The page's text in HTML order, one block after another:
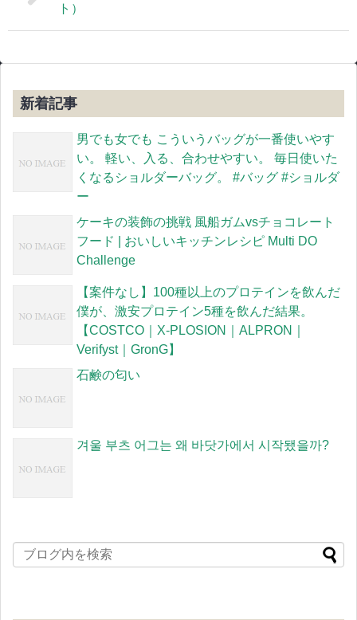
ト）
新着記事
男でも女でも こういうバッグが一番使いやす
い。 軽い、入る、合わせやすい。 毎日使いた
くなるショルダーバッグ。 #バッグ #ショルダ
ー
ケーキの装飾の挑戦 風船ガムvsチョコレート
フード | おいしいキッチンレシピ Multi DO
Challenge
【案件なし】100種以上のプロテインを飲んだ
僕が、激安プロテイン5種を飲んだ結果。
【COSTCO｜X-PLOSION｜ALPRON｜
Verifyst｜GronG】
石鹸の匂い
겨울 부츠 어그는 왜 바닷가에서 시작됐을까?